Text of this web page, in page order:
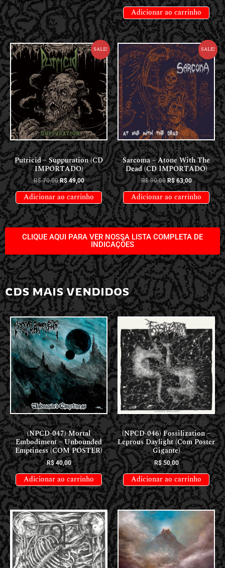
Adicionar ao carrinho
Sale!
CDS INTERNACIONAIS
Putricid – Suppuration (CD
IMPORTADO)
R$70,00 R$49,00
Adicionar ao carrinho
Sale!
CDS INTERNACIONAIS
Sarcoma – Atone With The
Dead (CD IMPORTADO)
R$90,00 R$63,00
Adicionar ao carrinho
CLIQUE AQUI PARA VER NOSSA LISTA COMPLETA DE
INDICAÇÕES
CDS MAIS VENDIDOS
LANÇAMENTOS // RELEASES
(NPCD-047) Mortal
Embodiment – Unbounded
Emptiness (COM POSTER)
R$40,00
Adicionar ao carrinho
LANÇAMENTOS // RELEASES
(NPCD-046) Fossilization –
Leprous Daylight (Com Poster
Gigante)
R$50,00
Adicionar ao carrinho